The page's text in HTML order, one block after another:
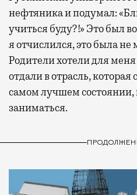
нефтяника и подумал:
учиться буду?!» Это был
я отчислился, это была не
Родители хотели для
отдали в отрасль, которая
самом лучшем состоянии,
заниматься.